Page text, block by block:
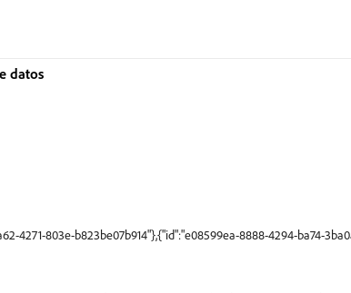
datos
4271-803e-b823be07b914"},{"id":"e08599ea-8888-4294-ba74-